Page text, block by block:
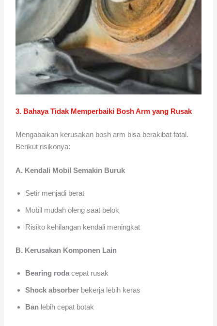
3. Bahaya Tidak Memperbaiki Bosh Arm yang Rusak
Mengabaikan kerusakan bosh arm bisa berakibat fatal.
Berikut risikonya:
A. Kendali Mobil Semakin Buruk
Setir menjadi berat
Mobil mudah oleng saat belok
Risiko kehilangan kendali meningkat
B. Kerusakan Komponen Lain
Bearing roda cepat rusak
Shock absorber bekerja lebih keras
Ban lebih cepat botak